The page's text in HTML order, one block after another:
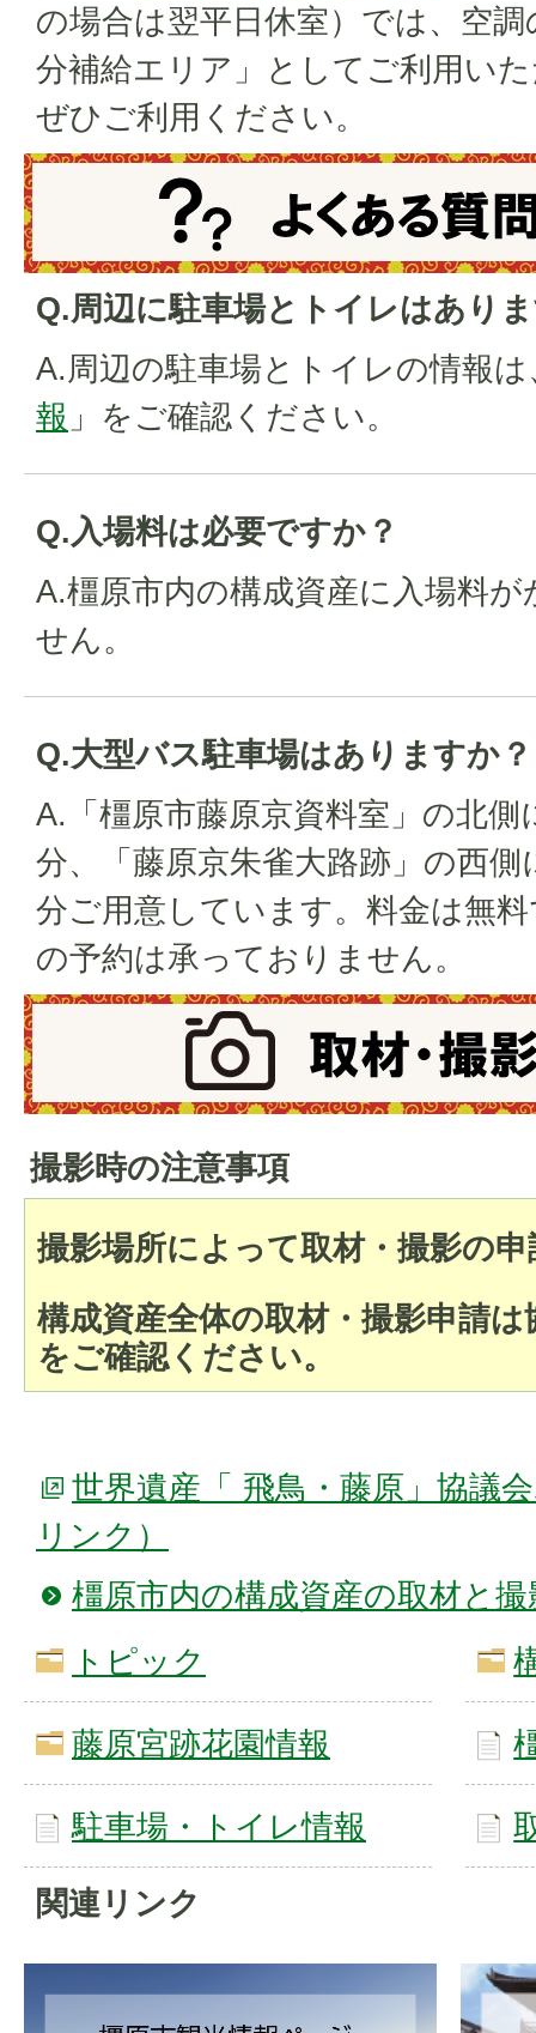
の場合は翌平日休室）では、空
分補給エリア」としてご利用い
ぜひご利用ください。
Q.周辺に駐車場とトイレはあり
A.周辺の駐車場とトイレの情報は
報 」をご確認ください。
Q.入場料は必要ですか？
A.橿原市内の構成資産に入場料
せん。
Q.大型バス駐車場はありますか？
A.「橿原市藤原京資料室」の北
分、「藤原京朱雀大路跡」の西
分ご用意しています。料金は無
の予約は承っておりません。
撮影時の注意事項
撮影場所によって取材・撮影の
構成資産全体の取材・撮影申請
をご確認ください。
世界遺産「 飛鳥・藤原」協議
リンク）
橿原市内の構成資産の取材と
トピック
藤原宮跡花園情報
駐車場・トイレ情報
関連リンク